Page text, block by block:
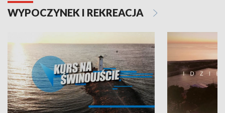
WYPOCZYNEK I REKREACJA